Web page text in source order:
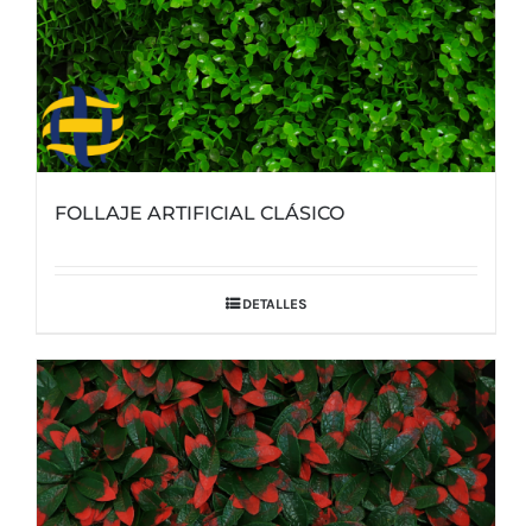
producto
FOLLAJE ARTIFICIAL CLÁSICO
DETALLES